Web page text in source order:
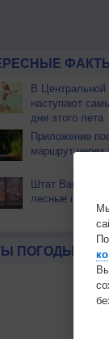
В Центральной
наступают
дни этого лета
Приложение
маршрут через
Штат
лесные пожары
ПОГОДЫ